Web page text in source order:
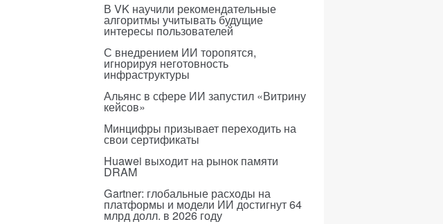
В VK научили рекомендательные
алгоритмы учитывать будущие
интересы пользователей
С внедрением ИИ торопятся,
игнорируя неготовность
инфраструктуры
Альянс в сфере ИИ запустил «Витрину
кейсов»
Минцифры призывает переходить на
свои сертификаты
Huawei выходит на рынок памяти
DRAM
Gartner: глобальные расходы на
платформы и модели ИИ достигнут 64
млрд долл. в 2026 году